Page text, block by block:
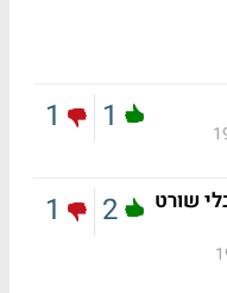
1
1
שורט
2
1